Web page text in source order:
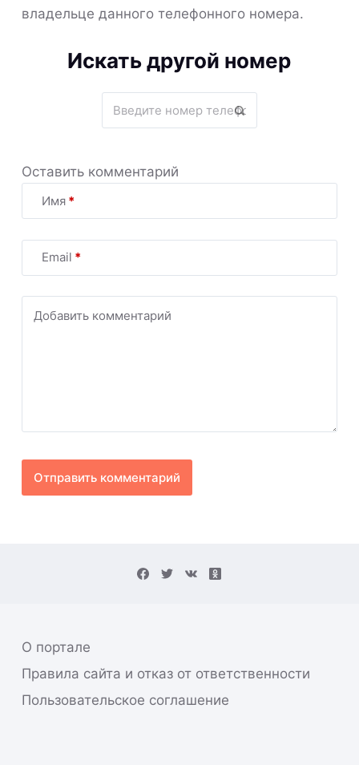
владельце данного телефонного номера.
Искать другой номер
Оставить комментарий
Имя *
Email *
Добавить комментарий
Отправить комментарий
О портале
Правила сайта и отказ от ответственности
Пользовательское соглашение